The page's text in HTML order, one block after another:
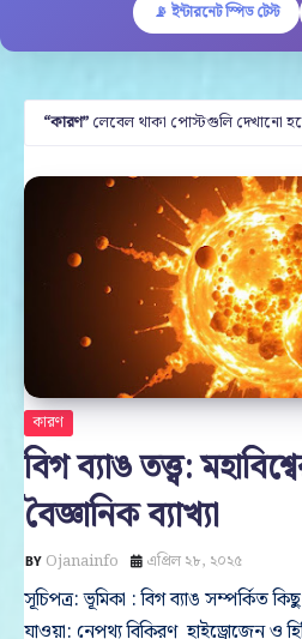
📡 ইন্টারনেট স্পিড টেস্ট
কারণ লেবেল থাকা পোস্টগুলি দেখানো
কারণ
বিগ ব্যাঙ তত্ত্ব:
বৈজ্ঞানিক ব্যাখ্যা
Ojanainfo এপ্রিল ২৮, ২০২৫
সূচিপত্র: ভূমিকা : বিগ ব্যাঙ সম্পর্কিত
যাওয়া: নেপথ্য বিকিরণ হাইড্রোজেন ও